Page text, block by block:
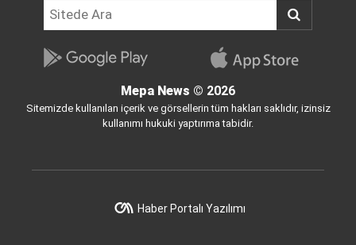
Mepa News © 2026
Sitemizde kullanılan içerik ve görsellerin tüm hakları saklıdır, izinsiz
kullanımı hukuki yaptırıma tabidir.
Haber Portalı Yazılımı